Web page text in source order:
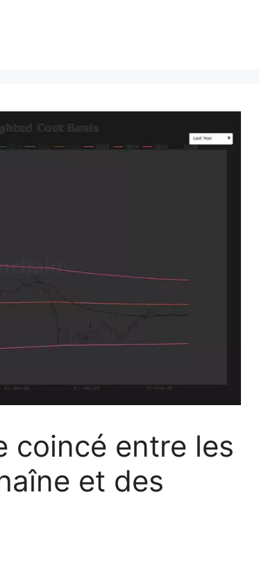
coincé entre les
et des